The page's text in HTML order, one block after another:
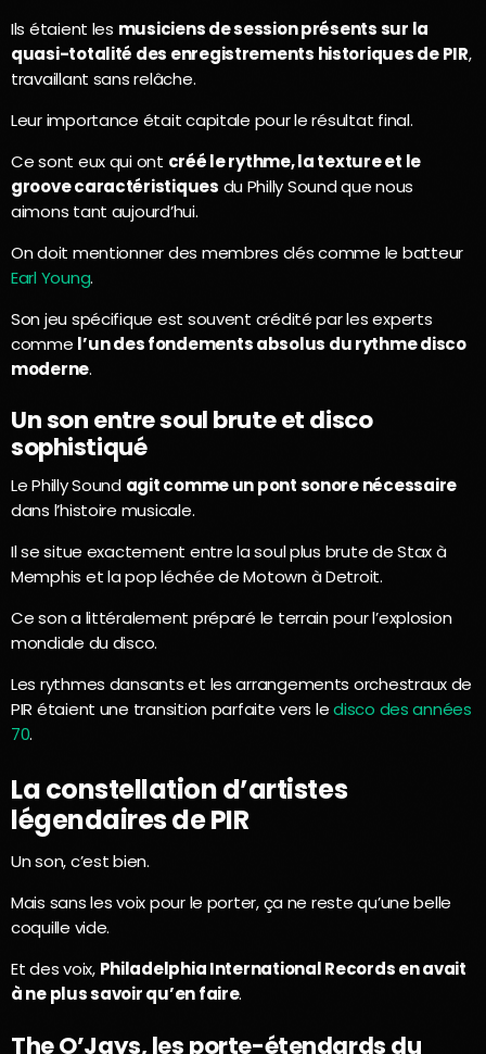
Ils étaient les musiciens de session présents sur la
quasi-totalité des enregistrements historiques de PIR,
travaillant sans relâche.
Leur importance était capitale pour le résultat final.
Ce sont eux qui ont créé le rythme, la texture et le
groove caractéristiques du Philly Sound que nous
aimons tant aujourd’hui.
On doit mentionner des membres clés comme le batteur
Earl Young.
Son jeu spécifique est souvent crédité par les experts
comme l’un des fondements absolus du rythme disco
moderne.
Un son entre soul brute et disco
sophistiqué
Le Philly Sound agit comme un pont sonore nécessaire
dans l’histoire musicale.
Il se situe exactement entre la soul plus brute de Stax à
Memphis et la pop léchée de Motown à Detroit.
Ce son a littéralement préparé le terrain pour l’explosion
mondiale du disco.
Les rythmes dansants et les arrangements orchestraux de
PIR étaient une transition parfaite vers ledisco des années
70.
La constellation d’artistes
légendaires de PIR
Un son, c’est bien.
Mais sans les voix pour le porter, ça ne reste qu’une belle
coquille vide.
Et des voix, Philadelphia International Records en avait
à ne plus savoir qu’en faire.
The O’Jays, les porte-étendards du